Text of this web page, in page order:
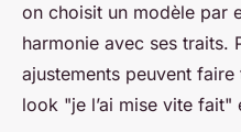
on choisit un modèle par
harmonie avec ses traits.
ajustements peuvent
look "je l’ai mise vite